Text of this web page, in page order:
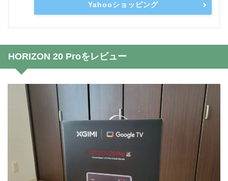
Yahooショッピング
HORIZON 20 Proをレビュー